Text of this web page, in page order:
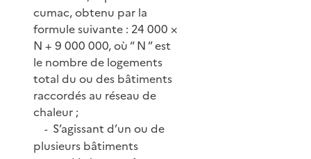
cumac, obtenu par la
formule suivante : 24 000 ×
N + 9 000 000, où “ N ” est
le nombre de logements
total du ou des bâtiments
raccordés au réseau de
chaleur ;
-S’agissant d’un ou de
plusieurs bâtiments